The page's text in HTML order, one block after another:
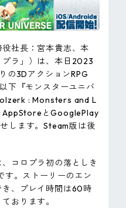
社長：宮本貴志、本
ラ」）は、本日2023
の3DアクションRPG
以下『モンスターユニバ
: Monsters and L
AppStoreとGooglePlay
します。Steam版は後
、コロプラ初の落としき
す。ストーリーのエン
き、プレイ時間は60時
おります。